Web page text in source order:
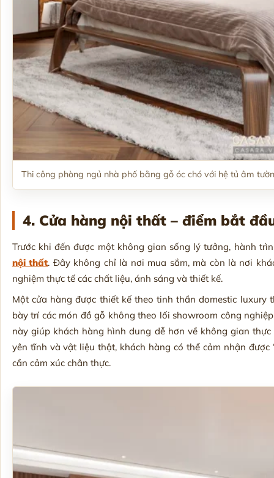
Thi công phòng ngủ nhà phố bằng gỗ óc chó với hệ tủ âm
4. Cửa hàng nội thất – điểm bắt
Trước khi đến được một không gian sống lý tưởng, hành
nội thất. Đây không chỉ là nơi mua sắm, mà còn là nơi
nghiệm thực tế các chất liệu, ánh sáng và thiết kế.
Một cửa hàng được thiết kế theo tinh thần domestic
bày trí các món đồ gỗ không theo lối showroom công
này giúp khách hàng hình dung dễ hơn về không gian
yên tĩnh và vật liệu thật, khách hàng có thể cảm nhận
cần cảm xúc chân thực.